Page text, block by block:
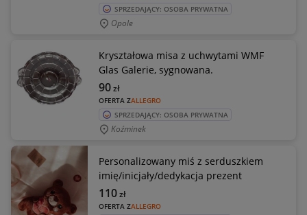
SPRZEDAJĄCY: OSOBA PRYWATNA
Opole
Kryształowa misa z uchwytami WMF
Glas Galerie, sygnowana.
OFERTA ZALLEGRO
90zł
SPRZEDAJĄCY: OSOBA PRYWATNA
Koźminek
Personalizowany miś z serduszkiem
imię/inicjały/dedykacja prezent
OFERTA ZALLEGRO
110zł